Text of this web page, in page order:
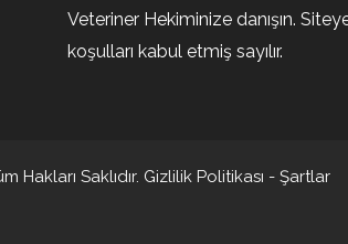
Veteriner Hekiminize danışın.
koşulları kabul etmiş sayılır.
Hakları Saklıdır. Gizlilik Politikası - Şartlar